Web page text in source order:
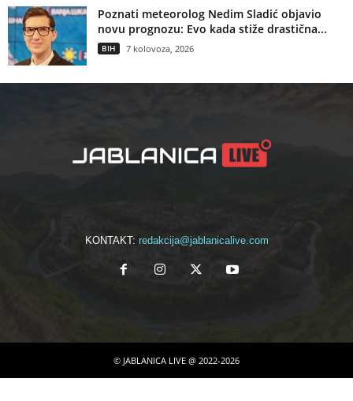
Poznati meteorolog Nedim Sladić objavio
novu prognozu: Evo kada stiže drastična...
BIH 7 kolovoza, 2026
KONTAKT: redakcija@jablanicalive.com
© JABLANICA LIVE @ 2022-2026